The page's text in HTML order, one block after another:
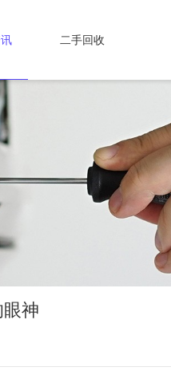
二手回收
神